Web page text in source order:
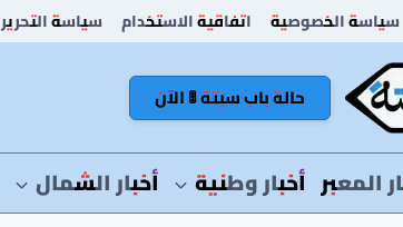
سياسة الخصوصية اتفاقية الاستخدام سياسة التحرير
حالة باب سبتة 🚦 الآن
المعبر أخبار وطنية أخبار الشمال